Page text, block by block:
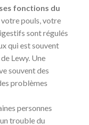
fonctions du
pouls, votre
sont régulés
qui est souvent
Lewy. Une
souvent des
problèmes
personnes
trouble du